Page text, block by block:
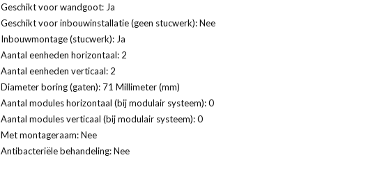
Geschikt voor wandgoot: Ja
Geschikt voor inbouwinstallatie (geen stucwerk): Nee
Inbouwmontage (stucwerk): Ja
Aantal eenheden horizontaal: 2
Aantal eenheden verticaal: 2
Diameter boring (gaten): 71 Millimeter (mm)
Aantal modules horizontaal (bij modulair systeem): 0
Aantal modules verticaal (bij modulair systeem): 0
Met montageraam: Nee
Antibacteriële behandeling: Nee